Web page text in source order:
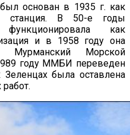
основан в 1935 г. как
станция. В 50-е годы
функционировала как
и в 1958 году она
Мурманский Морской
году ММБИ переведен
была оставлена